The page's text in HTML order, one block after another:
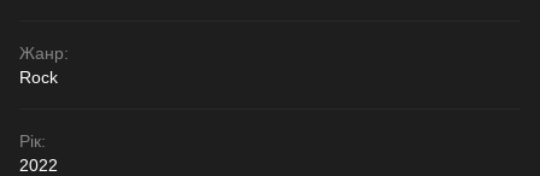
Жанр:
Rock
Рік:
2022